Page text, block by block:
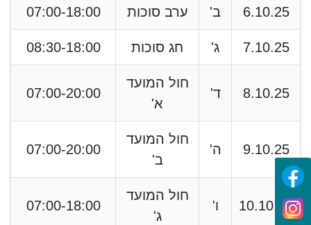
6.10.25 ב' ערב סוכות 07:00-18:00
7.10.25 ג' חג סוכות 08:30-18:00
8.10.25 ד'
חול המועד
א'
07:00-20:00
9.10.25 ה'
חול המועד
ב'
07:00-20:00
10.10.25 ו'
חול המועד
ג'
07:00-18:00